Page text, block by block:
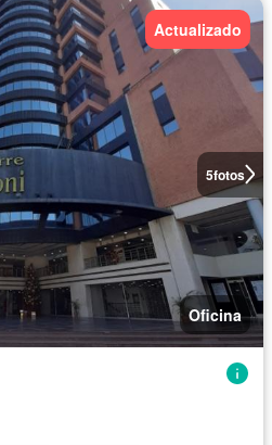
5fotos
Actualizado
Oficina